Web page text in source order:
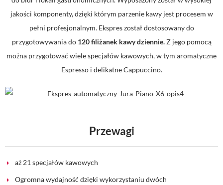
jakości komponenty, dzięki którym parzenie kawy jest procesem w
pełni profesjonalnym. Ekspres został dostosowany do
przygotowywania do 120 filiżanek kawy dziennie.Z jego pomocą
można przygotować wiele specjałów kawowych, w tym aromatyczne
Espresso i delikatne Cappuccino.
Przewagi
aż 21 specjałów kawowych
Ogromna wydajność dzięki wykorzystaniu dwóch